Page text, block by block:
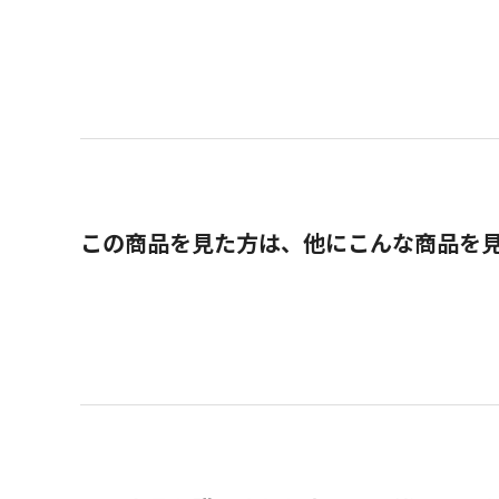
この商品を見た方は、他にこんな商品を